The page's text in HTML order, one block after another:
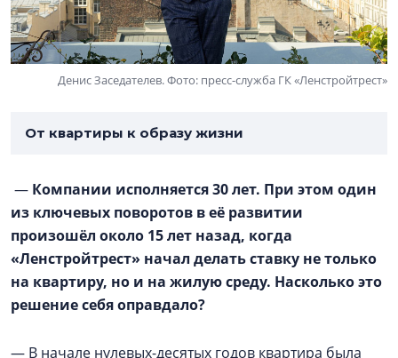
Денис Заседателев. Фото: пресс-служба ГК «Ленстройтрест»
От квартиры к образу жизни
— Компании исполняется 30 лет. При этом один
из ключевых поворотов в её развитии
произошёл около 15 лет назад, когда
«Ленстройтрест» начал делать ставку не только
на квартиру, но и на жилую среду. Насколько это
решение себя оправдало?
— В начале нулевых-десятых годов квартира была